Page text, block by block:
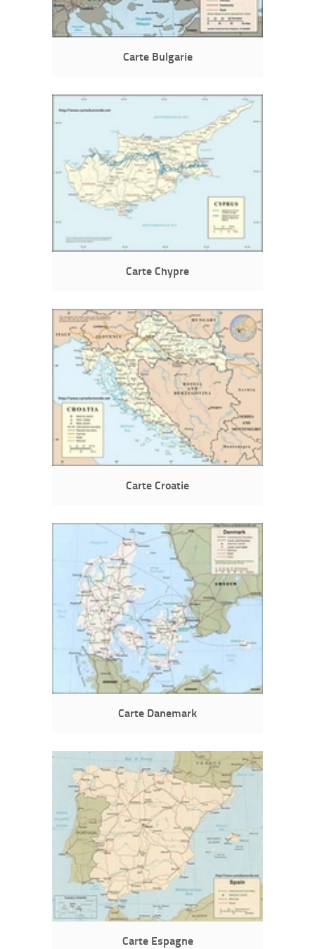
Carte Bulgarie
Carte Chypre
Carte Croatie
Carte Danemark
Carte Espagne